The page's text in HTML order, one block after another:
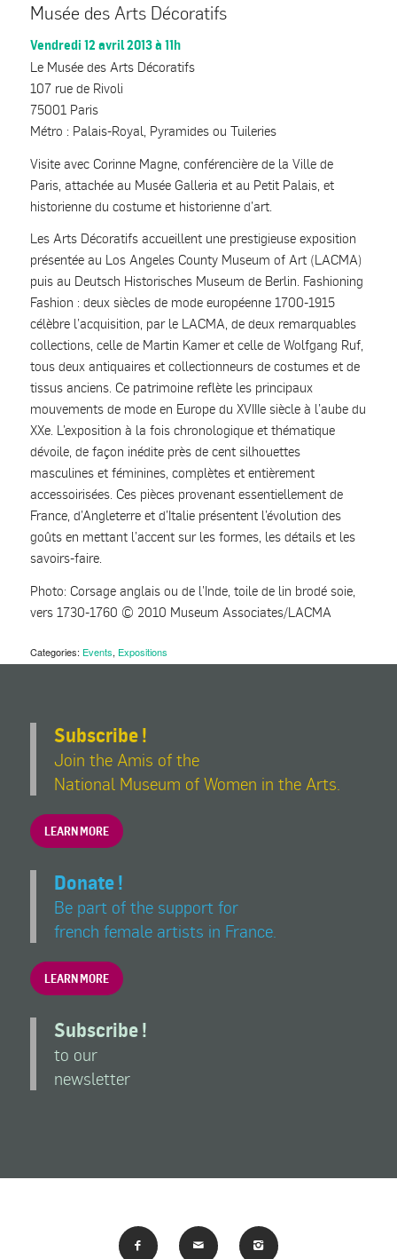
Musée des Arts Décoratifs
Vendredi 12 avril 2013 à 11h
Le Musée des Arts Décoratifs
107 rue de Rivoli
75001 Paris
Métro : Palais-Royal, Pyramides ou Tuileries
Visite avec Corinne Magne, conférencière de la Ville de
Paris, attachée au Musée Galleria et au Petit Palais, et
historienne du costume et historienne d’art.
Les Arts Décoratifs accueillent une prestigieuse exposition
présentée au Los Angeles County Museum of Art (LACMA)
puis au Deutsch Historisches Museum de Berlin. Fashioning
Fashion : deux siècles de mode européenne 1700-1915
célèbre l’acquisition, par le LACMA, de deux remarquables
collections, celle de Martin Kamer et celle de Wolfgang Ruf,
tous deux antiquaires et collectionneurs de costumes et de
tissus anciens. Ce patrimoine reflète les principaux
mouvements de mode en Europe du XVIIIe siècle à l’aube du
XXe. L’exposition à la fois chronologique et thématique
dévoile, de façon inédite près de cent silhouettes
masculines et féminines, complètes et entièrement
accessoirisées. Ces pièces provenant essentiellement de
France, d’Angleterre et d’Italie présentent l’évolution des
goûts en mettant l’accent sur les formes, les détails et les
savoirs-faire.
Photo: Corsage anglais ou de l’Inde, toile de lin brodé soie,
vers 1730-1760 © 2010 Museum Associates/LACMA
Categories: Events, Expositions
Subscribe !
Join the Amis of the
National Museum of Women in the Arts.
LEARN MORE
Donate !
Be part of the support for
french female artists in France.
LEARN MORE
Subscribe !
to our
newsletter